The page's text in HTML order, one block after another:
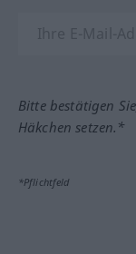
Bitte bestätigen
Häkchen setzen.*
*Pflichtfeld